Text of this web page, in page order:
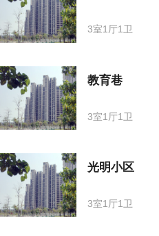
3室1厅1卫
教育巷
3室1厅1卫
光明小区
3室1厅1卫